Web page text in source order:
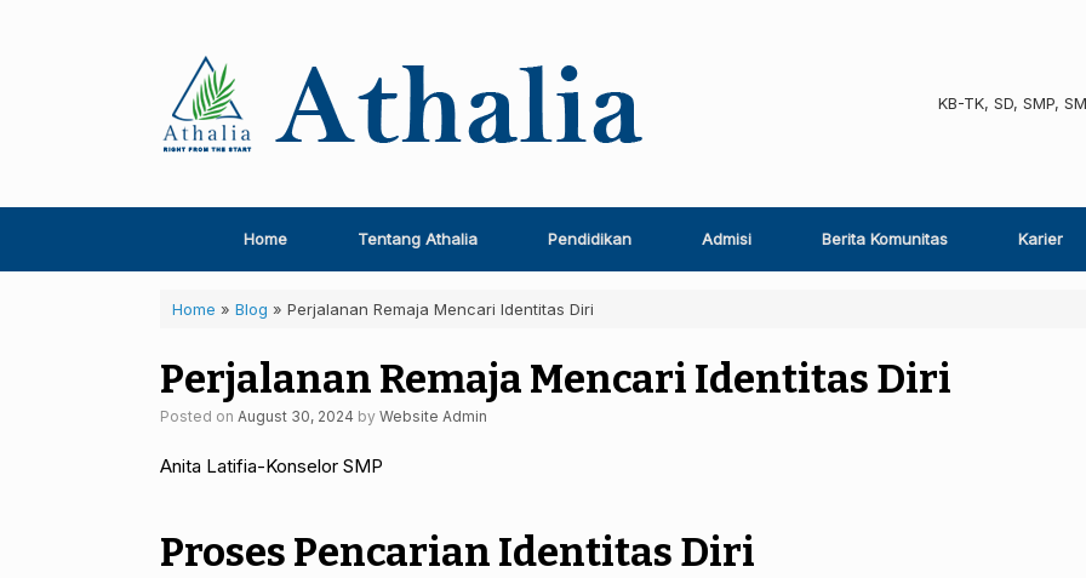
KB-TK, SD, SMP,
Home Tentang Athalia Pendidikan Admisi Berita Komunitas Karier
Home » Blog » Perjalanan Remaja Mencari Identitas Diri
Perjalanan Remaja Mencari Identitas Diri
Posted on August 30, 2024 by Website Admin
Anita Latifia-Konselor SMP
Proses Pencarian Identitas Diri